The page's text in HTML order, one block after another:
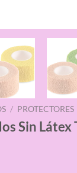
/ PROTECTORES
Sin Látex